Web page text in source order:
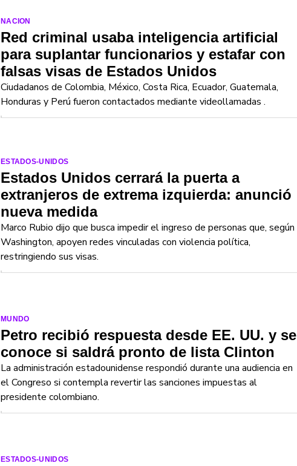
NACION
Red criminal usaba inteligencia artificial
para suplantar funcionarios y estafar con
falsas visas de Estados Unidos
Ciudadanos de Colombia, México, Costa Rica, Ecuador, Guatemala,
Honduras y Perú fueron contactados mediante videollamadas .
ESTADOS-UNIDOS
Estados Unidos cerrará la puerta a
extranjeros de extrema izquierda: anunció
nueva medida
Marco Rubio dijo que busca impedir el ingreso de personas que, según
Washington, apoyen redes vinculadas con violencia política,
restringiendo sus visas.
MUNDO
Petro recibió respuesta desde EE. UU. y se
conoce si saldrá pronto de lista Clinton
La administración estadounidense respondió durante una audiencia en
el Congreso si contempla revertir las sanciones impuestas al
presidente colombiano.
ESTADOS-UNIDOS